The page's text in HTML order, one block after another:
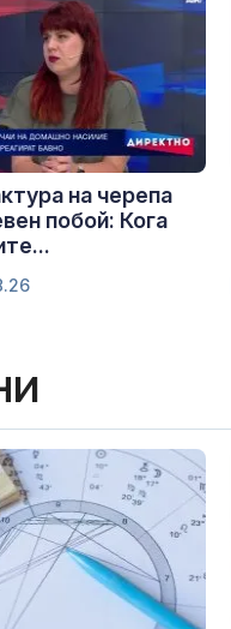
на черепа
побой: Кога